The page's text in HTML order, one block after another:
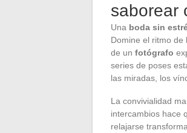
saborear
Una boda sin
Domine el ritmo de
de un fotógrafo
series de poses
las miradas, los
La convivialidad
intercambios hace
relajarse